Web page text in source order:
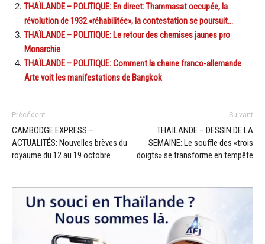
THAÏLANDE – POLITIQUE: En direct: Thammasat occupée, la
révolution de 1932 «réhabilitée», la contestation se poursuit…
THAÏLANDE – POLITIQUE: Le retour des chemises jaunes pro
Monarchie
THAÏLANDE – POLITIQUE: Comment la chaine franco-allemande
Arte voit les manifestations de Bangkok
Précédent
CAMBODGE EXPRESS –
ACTUALITÉS: Nouvelles brèves du
royaume du 12 au 19 octobre
Suivant
THAÏLANDE – DESSIN DE LA
SEMAINE: Le souffle des «trois
doigts» se transforme en tempête